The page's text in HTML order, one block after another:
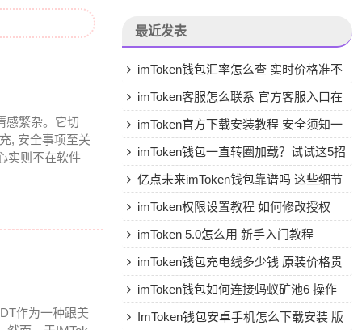
感繁杂。它切
, 安全事项至关
实则不在软件
作为一种跟美
最近发表
imToken钱包汇率怎么查 实时价格准不
准imToken客服怎么联系 官方客服入口在
哪imToken官方下载安装教程 安全须知一
网打尽
imToken钱包一直转圈加载？试试这5招
马上解决
亿点未来imToken钱包靠谱吗 这些细节
你要知道
imToken权限设置教程 如何修改授权
imToken 5.0怎么用 新手入门教程
imToken钱包充电线多少钱 原装价格贵
不贵imToken钱包如何连接蚂蚁矿池6 操作
步骤详解
ImToken钱包安卓手机怎么下载安装 版